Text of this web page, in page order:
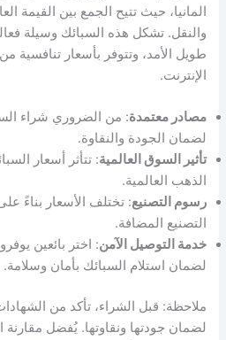
المانيا، حيث تتيح الجمع بين القيمة
والنقل. تشكل هذه السبائك وسيلة
طويل الأمد، وتتوفر بأسعار تنافسية
الإنترنت.
مصادر معتمدة: من الضروري شراء
لضمان الجودة والنقاوة.
تأثير السوق العالمية: تتأثر أسعار
الذهب العالمية.
رسوم التصنيع: تختلف الأسعار بناءً
التصنيع المضافة.
خدمة التوصيل الآمن: اختر بائعين
لضمان استلام السبائك بأمان وسلامة.
ملاحظة: قبل الشراء، تأكد من
لضمان جودتها ونقاوتها. يُفضل مقارنة